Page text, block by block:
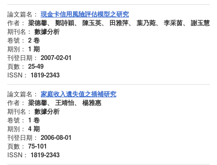
論文篇名： 現金卡信用風險評估模型之研究
作者： 梁德馨、 鄭詩穎、 陳玉英、 田雅萍、 葉乃菀、 李采茵、 謝玉慧
期刊名： 數據分析
卷號： 2 卷
期別： 1 期
刊登日期： 2007-02-01
頁數： 25-49
ISSN： 1819-2343
論文篇名： 家庭收入遺失值之插補研究
作者： 梁德馨、 王靖怡、 楊雅惠
期刊名： 數據分析
卷號： 1 卷
期別： 4 期
刊登日期： 2006-08-01
頁數： 75-101
ISSN： 1819-2343